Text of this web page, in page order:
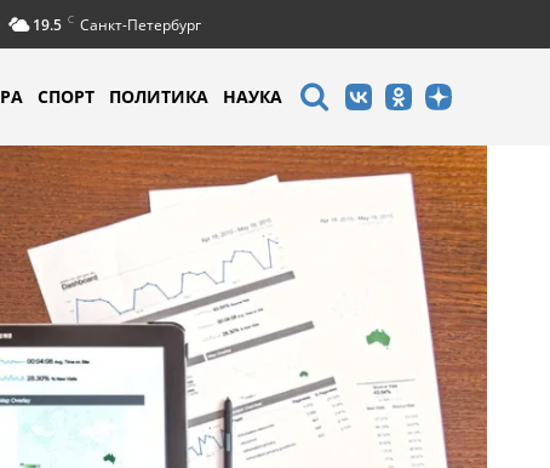
19.5 C Санкт-Петербург
СПОРТ ПОЛИТИКА НАУКА